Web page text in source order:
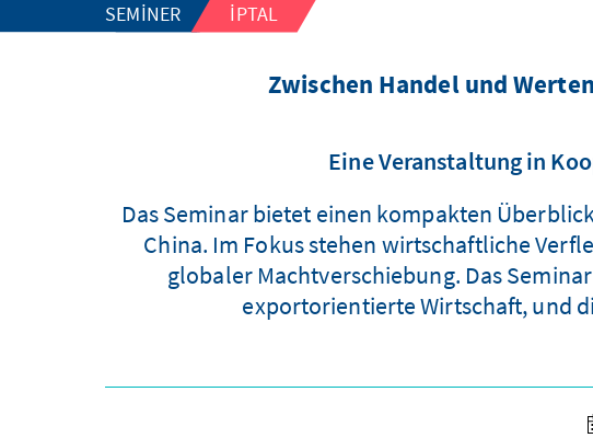
SEMINER IPTAL
Zwischen Handel und
Eine Veranstaltung in
Das Seminar bietet einen kompakten
China. Im Fokus stehen wirtschaftliche
globaler Machtverschiebung. Das
exportorientierte Wirtschaft, und